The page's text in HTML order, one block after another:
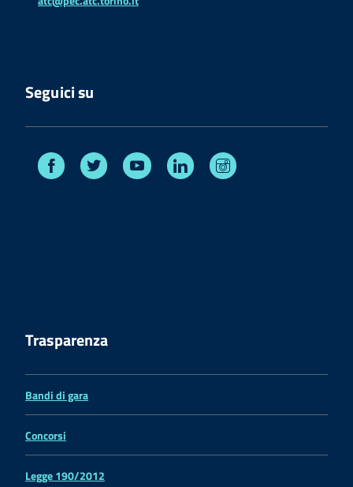
Seguici su
Facebook Twitter Youtube Linkedin
Trasparenza
Bandi di gara
Concorsi
Legge 190/2012